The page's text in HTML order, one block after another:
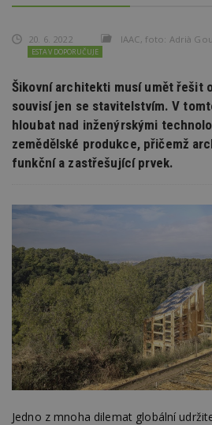
20. 6. 2022 IAAC, foto: Adrià
ESTAV DOPORUČUJE
Šikovní architekti musí umět řešit
souvisí jen se stavitelstvím. V
hloubat nad inženýrskými
zemědělské produkce, přičemž
funkční a zastřešující prvek.
Jedno z mnoha dilemat globální